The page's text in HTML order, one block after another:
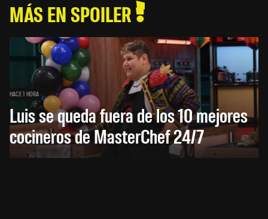
MÁS EN SPOILER
HACE 1 HORA
Luis se queda fuera de los 10 mejores
cocineros de MasterChef 24/7